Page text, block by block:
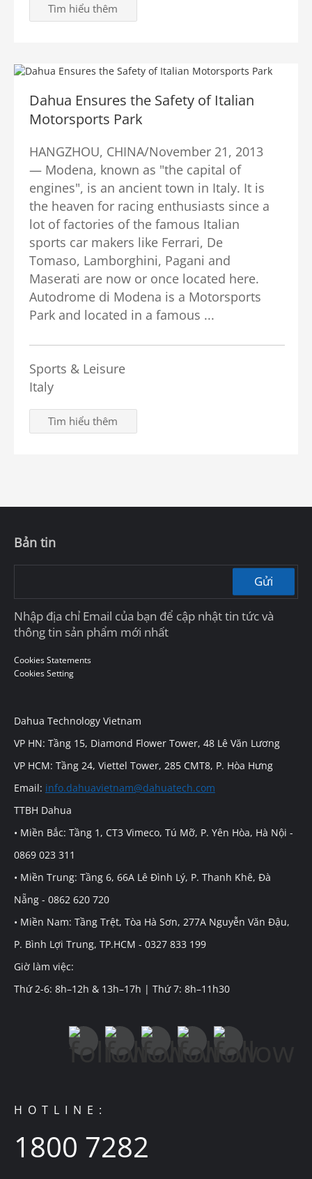
Tìm hiểu thêm
Dahua Ensures the Safety of Italian
Motorsports Park
HANGZHOU, CHINA/November 21, 2013
— Modena, known as "the capital of
engines", is an ancient town in Italy. It is
the heaven for racing enthusiasts since a
lot of factories of the famous Italian
sports car makers like Ferrari, De
Tomaso, Lamborghini, Pagani and
Maserati are now or once located here.
Autodrome di Modena is a Motorsports
Park and located in a famous ...
Sports & Leisure
Italy
Tìm hiểu thêm
Bản tin
Gửi
Nhập địa chỉ Email của bạn để cập nhật tin tức và
thông tin sản phẩm mới nhất
Cookies Statements
Cookies Setting
Dahua Technology Vietnam
VP HN: Tầng 15, Diamond Flower Tower, 48 Lê Văn Lương
VP HCM: Tầng 24, Viettel Tower, 285 CMT8, P. Hòa Hưng
Email: info.dahuavietnam@dahuatech.com
TTBH Dahua
• Miền Bắc: Tầng 1, CT3 Vimeco, Tú Mỡ, P. Yên Hòa, Hà Nội -
0869 023 311
• Miền Trung: Tầng 6, 66A Lê Đình Lý, P. Thanh Khê, Đà
Nẵng - 0862 620 720
• Miền Nam: Tầng Trệt, Tòa Hà Sơn, 277A Nguyễn Văn Đậu,
P. Bình Lợi Trung, TP.HCM - 0327 833 199
Giờ làm việc:
Thứ 2-6: 8h–12h & 13h–17h | Thứ 7: 8h–11h30
HOTLINE:
1800 7282